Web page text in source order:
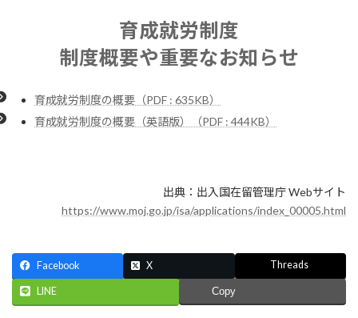
新
時
育成就労制度
制度概要や重要なお知らせ
育成就労制度の概要（PDF : 635KB）
育成就労制度の概要（英語版）（PDF : 444KB）
出典：出入国在留管理庁 Webサイト
https://www.moj.go.jp/isa/applications/index_00005.html
Facebook X Threads
LINE Copy